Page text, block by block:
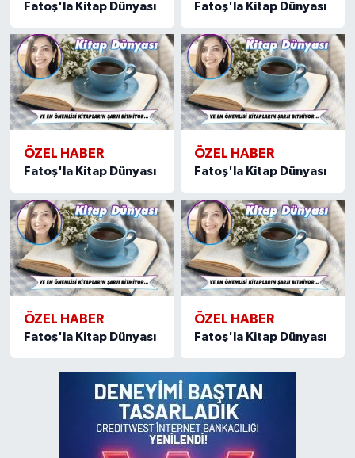
Fatoş'la Kitap Dünyası Fatoş'la Kitap Dünyası
ÖZEL HABER
Fatoş'la Kitap Dünyası
ÖZEL HABER
Fatoş'la Kitap Dünyası
ÖZEL HABER
Fatoş'la Kitap Dünyası
ÖZEL HABER
Fatoş'la Kitap Dünyası